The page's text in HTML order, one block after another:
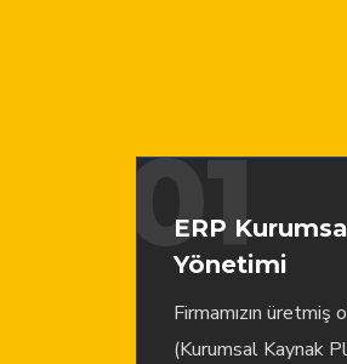
01
ERP
Yönetimi
Firmamızın üretmiş
(Kurumsal Kaynak